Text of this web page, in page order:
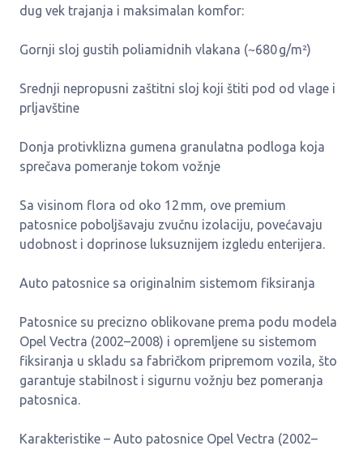
dug vek trajanja i maksimalan komfor:
Gornji sloj gustih poliamidnih vlakana (~680 g/m²)
Srednji nepropusni zaštitni sloj koji štiti pod od vlage i
prljavštine
Donja protivklizna gumena granulatna podloga koja
sprečava pomeranje tokom vožnje
Sa visinom flora od oko 12 mm, ove premium
patosnice poboljšavaju zvučnu izolaciju, povećavaju
udobnost i doprinose luksuznijem izgledu enterijera.
Auto patosnice sa originalnim sistemom fiksiranja
Patosnice su precizno oblikovane prema podu modela
Opel Vectra (2002–2008) i opremljene su sistemom
fiksiranja u skladu sa fabričkom pripremom vozila, što
garantuje stabilnost i sigurnu vožnju bez pomeranja
patosnica.
Karakteristike – Auto patosnice Opel Vectra (2002–